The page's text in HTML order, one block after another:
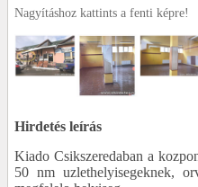
Nagyításhoz kattints a fenti képre!
Hirdetés leírás
Kiado Csikszeredaban a
50 nm uzlethelyisegeknek,